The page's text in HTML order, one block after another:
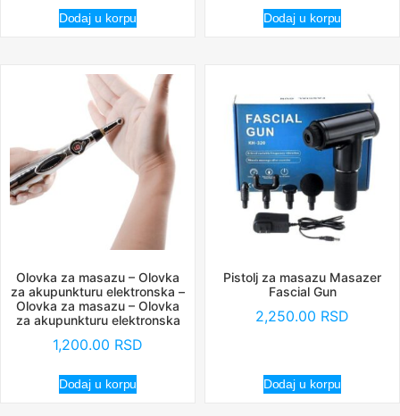
Dodaj u korpu Dodaj u korpu
Olovka za masazu – Olovka
za akupunkturu elektronska –
Olovka za masazu – Olovka
za akupunkturu elektronska
1,200.00 RSD
Dodaj u korpu
Pistolj za masazu Masazer
Fascial Gun
2,250.00 RSD
Dodaj u korpu